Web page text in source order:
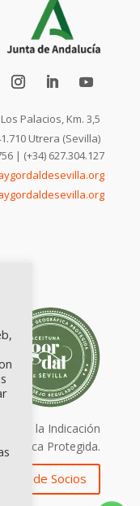
Palacios, Km. 3,5
Utrera (Sevilla)
| (+34) 627.304.127
de la Indicación
Protegida.
Zona de Socios